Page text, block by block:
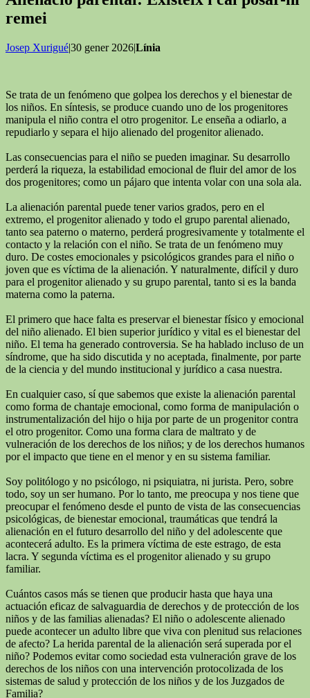
remei
Josep Xurigué|30 gener 2026|Línia
Se trata de un fenómeno que golpea los derechos y el bienestar de
los niños. En síntesis, se produce cuando uno de los progenitores
manipula el niño contra el otro progenitor. Le enseña a odiarlo, a
repudiarlo y separa el hijo alienado del progenitor alienado.
Las consecuencias para el niño se pueden imaginar. Su desarrollo
perderá la riqueza, la estabilidad emocional de fluir del amor de los
dos progenitores; como un pájaro que intenta volar con una sola ala.
La alienación parental puede tener varios grados, pero en el
extremo, el progenitor alienado y todo el grupo parental alienado,
tanto sea paterno o materno, perderá progresivamente y totalmente el
contacto y la relación con el niño. Se trata de un fenómeno muy
duro. De costes emocionales y psicológicos grandes para el niño o
joven que es víctima de la alienación. Y naturalmente, difícil y duro
para el progenitor alienado y su grupo parental, tanto si es la banda
materna como la paterna.
El primero que hace falta es preservar el bienestar físico y emocional
del niño alienado. El bien superior jurídico y vital es el bienestar del
niño. El tema ha generado controversia. Se ha hablado incluso de un
síndrome, que ha sido discutida y no aceptada, finalmente, por parte
de la ciencia y del mundo institucional y jurídico a casa nuestra.
En cualquier caso, sí que sabemos que existe la alienación parental
como forma de chantaje emocional, como forma de manipulación o
instrumentalización del hijo o hija por parte de un progenitor contra
el otro progenitor. Como una forma clara de maltrato y de
vulneración de los derechos de los niños; y de los derechos humanos
por el impacto que tiene en el menor y en su sistema familiar.
Soy politólogo y no psicólogo, ni psiquiatra, ni jurista. Pero, sobre
todo, soy un ser humano. Por lo tanto, me preocupa y nos tiene que
preocupar el fenómeno desde el punto de vista de las consecuencias
psicológicas, de bienestar emocional, traumáticas que tendrá la
alienación en el futuro desarrollo del niño y del adolescente que
acontecerá adulto. Es la primera víctima de este estrago, de esta
lacra. Y segunda víctima es el progenitor alienado y su grupo
familiar.
Cuántos casos más se tienen que producir hasta que haya una
actuación eficaz de salvaguardia de derechos y de protección de los
niños y de las familias alienadas? El niño o adolescente alienado
puede acontecer un adulto libre que viva con plenitud sus relaciones
de afecto? La herida parental de la alienación será superada por el
niño? Podemos evitar como sociedad esta vulneración grave de los
derechos de los niños con una intervención protocolizada de los
sistemas de salud y protección de los niños y de los Juzgados de
Familia?